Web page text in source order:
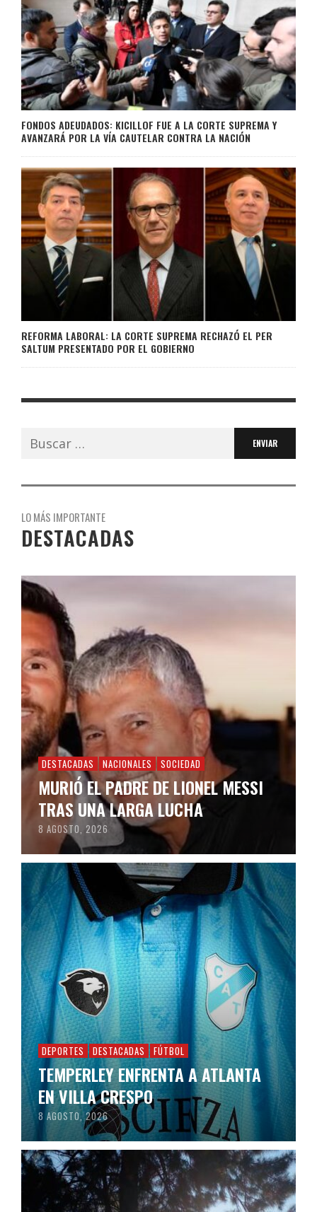
FONDOS ADEUDADOS: KICILLOF FUE A LA CORTE SUPREMA Y
AVANZARÁ POR LA VÍA CAUTELAR CONTRA LA NACIÓN
REFORMA LABORAL: LA CORTE SUPREMA RECHAZÓ EL PER
SALTUM PRESENTADO POR EL GOBIERNO
Buscar:
LO MÁS IMPORTANTE
DESTACADAS
DESTACADAS NACIONALES SOCIEDAD
MURIÓ EL PADRE DE LIONEL MESSI
TRAS UNA LARGA LUCHA
8 AGOSTO, 2026
DEPORTES DESTACADAS FÚTBOL
TEMPERLEY ENFRENTA A ATLANTA
EN VILLA CRESPO
8 AGOSTO, 2026